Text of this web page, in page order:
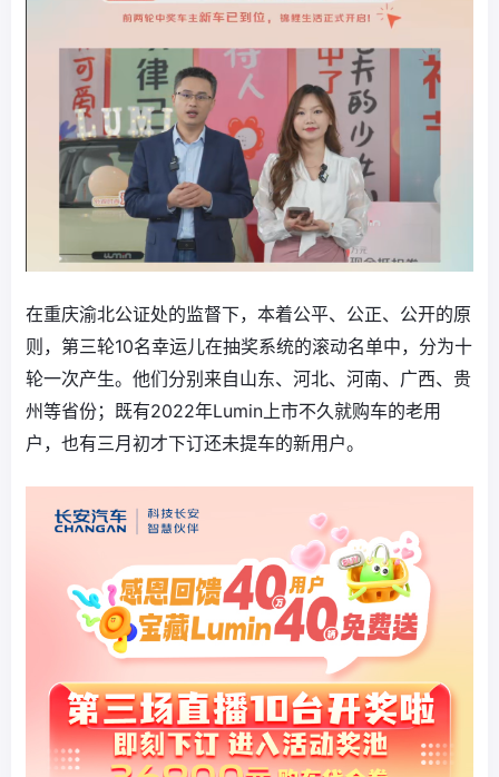
在重庆渝北公证处的监督下，本着公平、公正、公开的原
则，第三轮10名幸运儿在抽奖系统的滚动名单中，分为十
轮一次产生。他们分别来自山东、河北、河南、广西、贵
州等省份；既有2022年Lumin上市不久就购车的老用
户，也有三月初才下订还未提车的新用户。